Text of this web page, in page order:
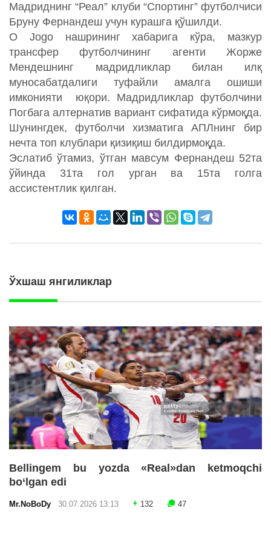
Мадриднинг “Реал” клуби “Спортинг” футболчиси
Бруну Фернандеш учун курашга қўшилди.
O Jogo нашрининг хабарига кўра, мазкур
трансфер футболчининг агенти Жорже
Мендешнинг мадридликлар билан илқ
муносабатдалиги туфайли амалга ошиши
имконияти юқори. Мадридликлар футболчини
Погбага алтернатив вариант сифатида кўрмоқда.
Шунингдек, футболчи хизматига АПЛнинг бир
нечта топ клублари қизиқиш билдирмоқда.
Эслатиб ўтамиз, ўтган мавсум Фернандеш 52та
ўйинда 31та гол урган ва 15та голга
ассистентлик қилган.
Ўхшаш янгиликлар
Bellingem bu yozda «Real»dan ketmoqchi
bo‘lgan edi
Mr.NoBoDy 30.07.2026 13:13 132 47